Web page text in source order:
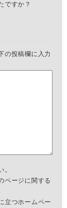
ですか？
の投稿欄に入力
。
ページに関する
立つホームペー